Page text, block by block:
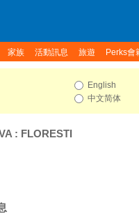
家族 活動訊息 旅遊 Perks會
English
中文简体
: FLORESTI